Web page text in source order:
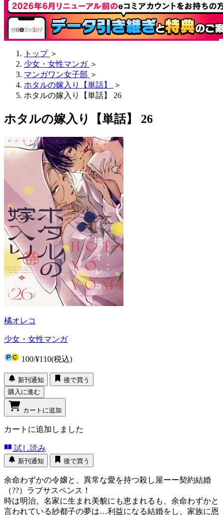
トップ ＞
少女・女性マンガ ＞
マンガワン女子部 ＞
ホタルの嫁入り【単話】
＞
ホタルの嫁入り【単話】 26
ホタルの嫁入り【単話】 26
橘オレコ
少女・女性マンガ
100/¥110(税込)
新刊通知
後で買う
購入に進む
カートに追加
カートに追加しました
試し読み
新刊通知 後で買う
余命わずかの令嬢と、異常な愛を持つ殺し屋ーー契約結婚
（??）ラブサスペンス！
時は明治。名家に生まれ美貌にも恵まれるも、余命わずかと
言われている紗都子の夢は…利益になる結婚をし、家族に恩